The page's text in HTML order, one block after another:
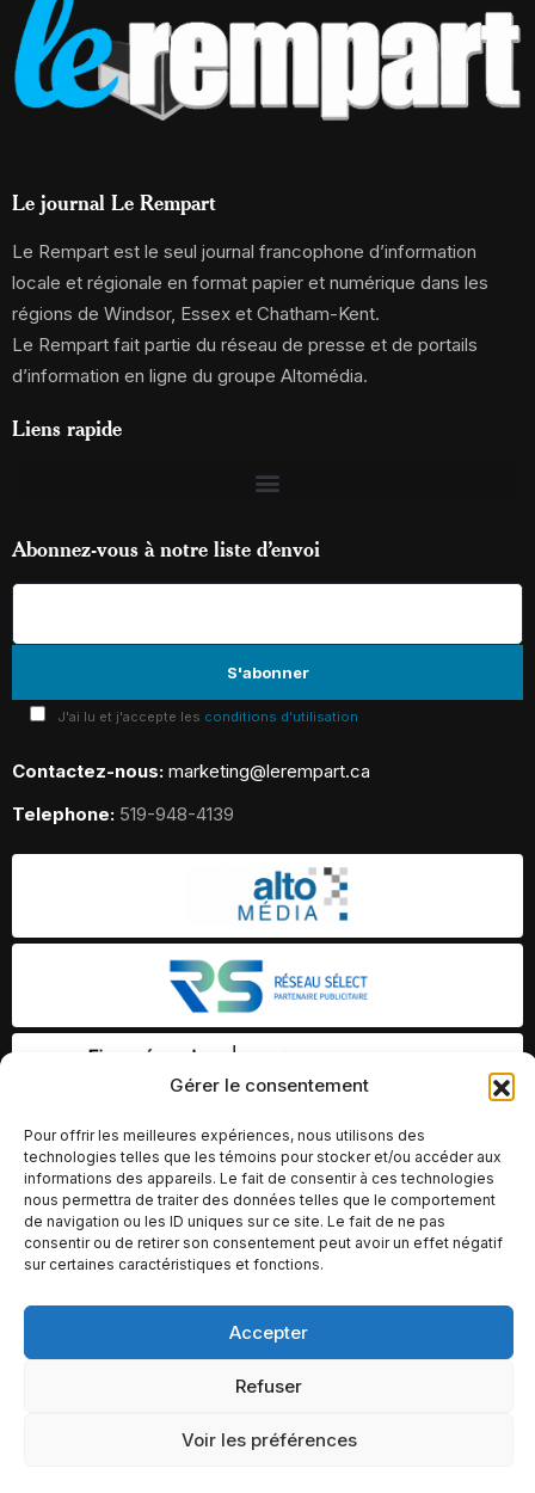
Gérer le consentement
Pour offrir les meilleures expériences, nous utilisons des
technologies telles que les témoins pour stocker et/ou accéder aux
informations des appareils. Le fait de consentir à ces technologies
nous permettra de traiter des données telles que le comportement
de navigation ou les ID uniques sur ce site. Le fait de ne pas
consentir ou de retirer son consentement peut avoir un effet négatif
sur certaines caractéristiques et fonctions.
Accepter
Refuser
Voir les préférences
Le journal Le Rempart
Le Rempart est le seul journal francophone d’information
locale et régionale en format papier et numérique dans les
régions de Windsor, Essex et Chatham-Kent.
Le Rempart fait partie du réseau de presse et de portails
d’information en ligne du groupe Altomédia.
Liens rapide
Abonnez-vous à notre liste d’envoi
J'ai lu et j'accepte les conditions d'utilisation
Contactez-nous: marketing@lerempart.ca
Telephone: 519-948-4139
© Copyright 2026 – Altomédia Inc |